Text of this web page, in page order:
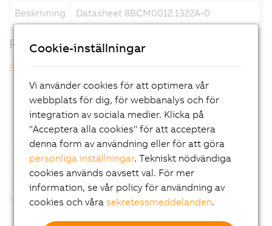
Beskrivning
Datasheet 8BCM0012.1322A-0
Relaterade produkter
8BCM0012.1322A-0
Tillbaka till listan
Cookie-inställningar
Vi använder cookies för att optimera vår
webbplats för dig, för webbanalys och för
integration av sociala medier. Klicka på
"Acceptera alla cookies" för att acceptera
denna form av användning eller för att göra
personliga inställningar. Tekniskt nödvändiga
cookies används oavsett val. För mer
information, se vår policy för användning av
cookies och våra sekretessmeddelanden.